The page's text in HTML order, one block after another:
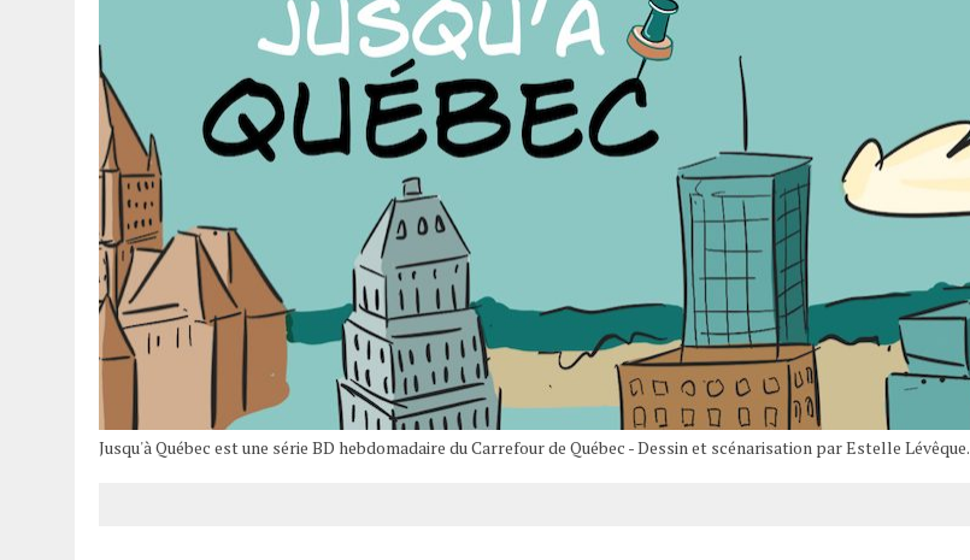
Jusqu'à Québec est une série BD hebdomadaire du Carrefour de Québec - Dessin et scénarisation par Estelle Lévêque.